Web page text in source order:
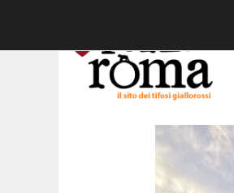
contenuto